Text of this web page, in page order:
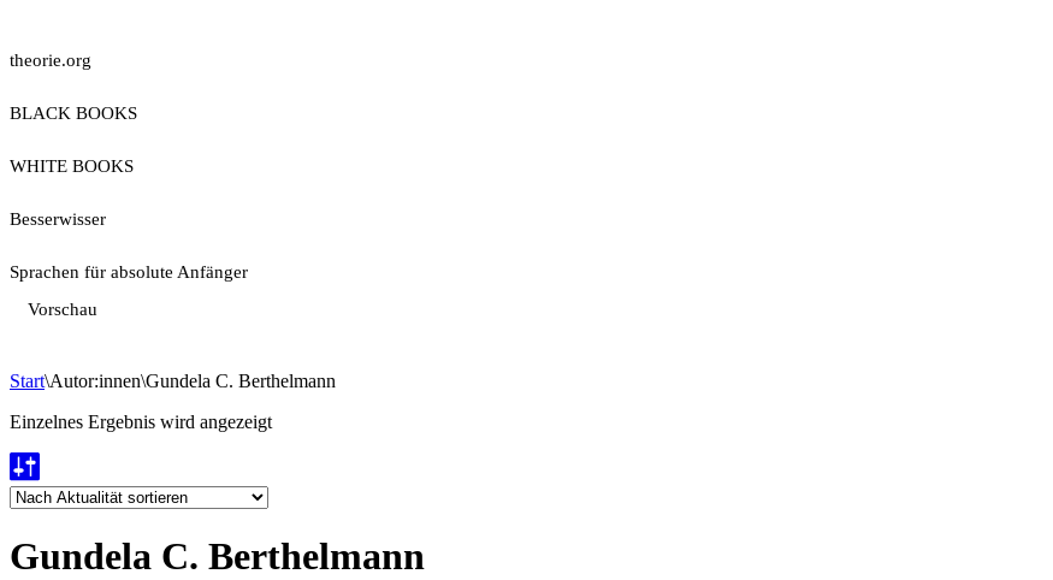
theorie.org
BLACK BOOKS
WHITE BOOKS
Besserwisser
Sprachen für absolute Anfänger
Vorschau
Start\Autor:innen\Gundela C. Berthelmann
Einzelnes Ergebnis wird angezeigt
Gundela C. Berthelmann